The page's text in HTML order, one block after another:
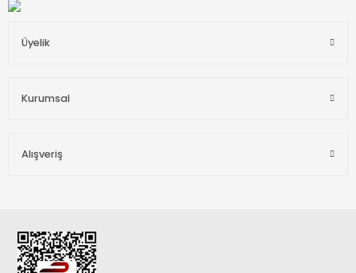
Üyelik
Kurumsal
Alışveriş